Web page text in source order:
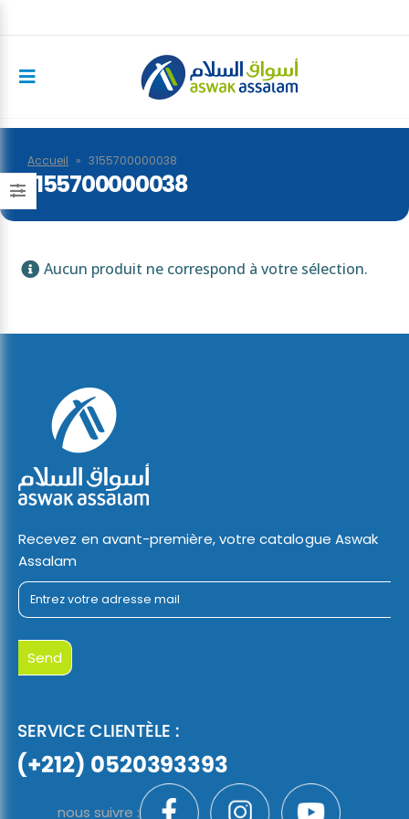
Accueil » 3155700000038
3155700000038
Aucun produit ne correspond à votre sélection.
Recevez en avant-première, votre catalogue Aswak
Assalam
nous suivre :